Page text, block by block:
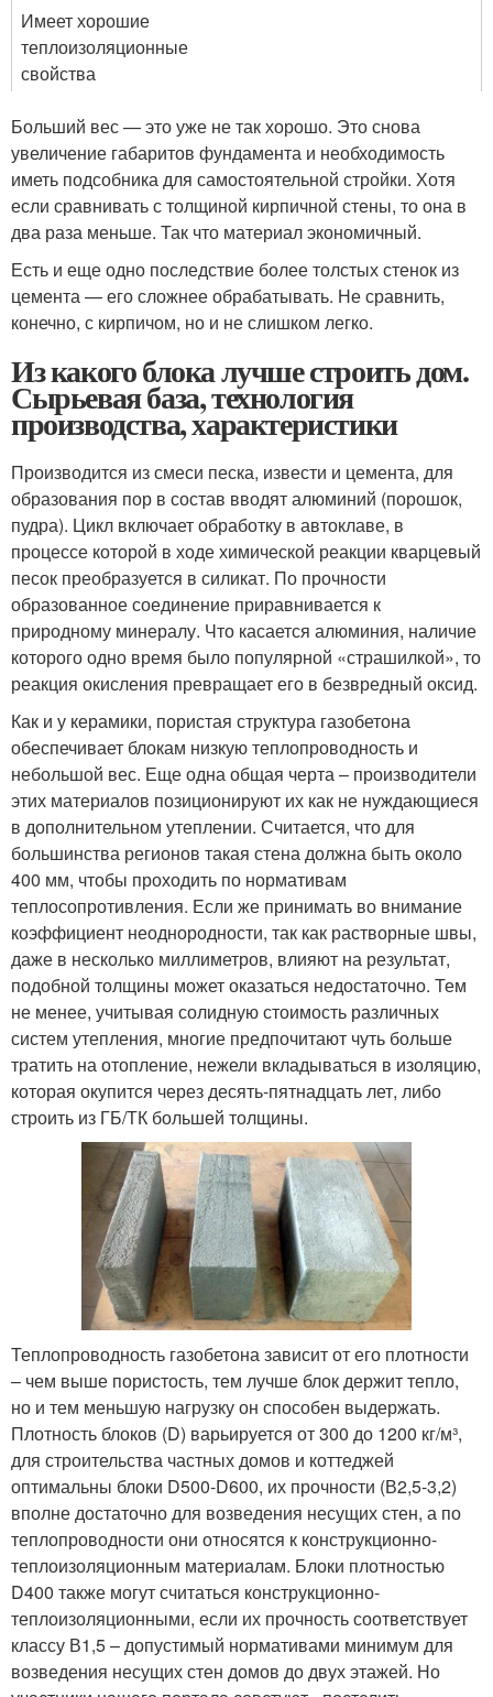
Имеет хорошие
теплоизоляционные
свойства
Больший вес — это уже не так хорошо. Это снова
увеличение габаритов фундамента и необходимость
иметь подсобника для самостоятельной стройки. Хотя
если сравнивать с толщиной кирпичной стены, то она в
два раза меньше. Так что материал экономичный.
Есть и еще одно последствие более толстых стенок из
цемента — его сложнее обрабатывать. Не сравнить,
конечно, с кирпичом, но и не слишком легко.
Из какого блока лучше строить дом.
Сырьевая база, технология
производства, характеристики
Производится из смеси песка, извести и цемента, для
образования пор в состав вводят алюминий (порошок,
пудра). Цикл включает обработку в автоклаве, в
процессе которой в ходе химической реакции кварцевый
песок преобразуется в силикат. По прочности
образованное соединение приравнивается к
природному минералу. Что касается алюминия, наличие
которого одно время было популярной «страшилкой», то
реакция окисления превращает его в безвредный оксид.
Как и у керамики, пористая структура газобетона
обеспечивает блокам низкую теплопроводность и
небольшой вес. Еще одна общая черта – производители
этих материалов позиционируют их как не нуждающиеся
в дополнительном утеплении. Считается, что для
большинства регионов такая стена должна быть около
400 мм, чтобы проходить по нормативам
теплосопротивления. Если же принимать во внимание
коэффициент неоднородности, так как растворные швы,
даже в несколько миллиметров, влияют на результат,
подобной толщины может оказаться недостаточно. Тем
не менее, учитывая солидную стоимость различных
систем утепления, многие предпочитают чуть больше
тратить на отопление, нежели вкладываться в изоляцию,
которая окупится через десять-пятнадцать лет, либо
строить из ГБ/ТК большей толщины.
Теплопроводность газобетона зависит от его плотности
– чем выше пористость, тем лучше блок держит тепло,
но и тем меньшую нагрузку он способен выдержать.
Плотность блоков (D) варьируется от 300 до 1200 кг/м³,
для строительства частных домов и коттеджей
оптимальны блоки D500-D600, их прочности (В2,5-3,2)
вполне достаточно для возведения несущих стен, а по
теплопроводности они относятся к конструкционно-
теплоизоляционным материалам. Блоки плотностью
D400 также могут считаться конструкционно-
теплоизоляционными, если их прочность соответствует
классу В1,5 – допустимый нормативами минимум для
возведения несущих стен домов до двух этажей. Но